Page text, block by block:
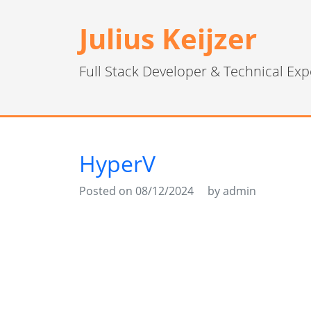
Julius Keijzer
Full Stack Developer & Technical
HyperV
Posted on 08/12/2024 by admin